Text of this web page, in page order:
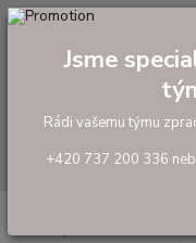
tel: +420 737 200 336
Fotbalový Set JOMA PHOENIX,
Jsme
Rádi vašemu týmu
+420 737 200 336